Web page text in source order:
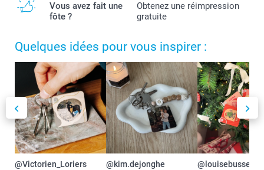
Vous avez fait une
fôte ?
Obtenez une réimpression
gratuite
Quelques idées pour vous inspirer :
@Victorien_Loriers @kim.dejonghe @louisebusse